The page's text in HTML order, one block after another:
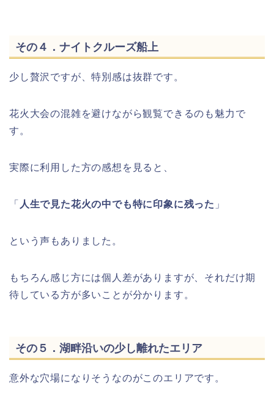
その４．ナイトクルーズ船上
少し贅沢ですが、特別感は抜群です。
花火大会の混雑を避けながら観覧できるのも魅力で
す。
実際に利用した方の感想を見ると、
「 人生で見た花火の中でも特に印象に残った 」
という声もありました。
もちろん感じ方には個人差がありますが、それだけ期
待している方が多いことが分かります。
その５．湖畔沿いの少し離れたエリア
意外な穴場になりそうなのがこのエリアです。